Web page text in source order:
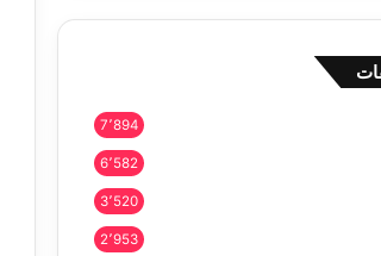
7٬894
6٬582
3٬520
2٬953